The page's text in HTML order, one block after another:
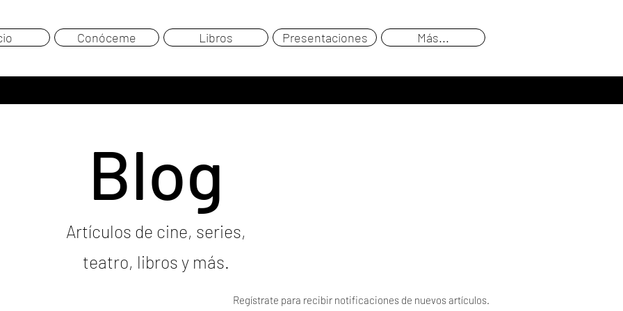
Conóceme Libros Presentaciones Más...
Blog
Artículos de cine, series,
teatro, libros y más.
Regístrate para recibir notificaciones de nuevos artículos.